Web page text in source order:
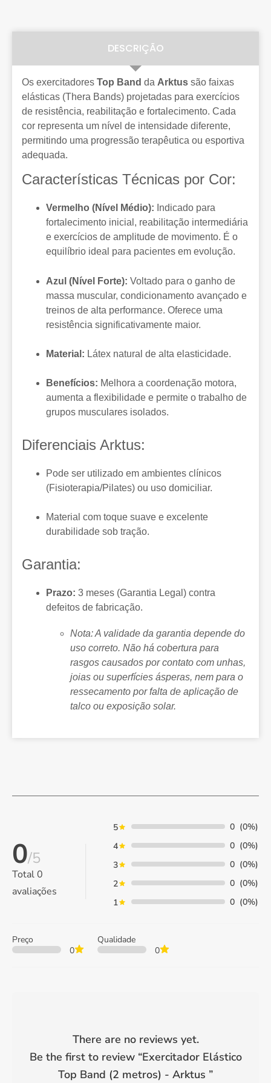
DESCRIÇÃO
Os exercitadores Top Band da Arktus são faixas
elásticas (Thera Bands) projetadas para exercícios
de resistência, reabilitação e fortalecimento. Cada
cor representa um nível de intensidade diferente,
permitindo uma progressão terapêutica ou esportiva
adequada.
Características Técnicas por Cor:
Vermelho (Nível Médio): Indicado para
fortalecimento inicial, reabilitação intermediária
e exercícios de amplitude de movimento. É o
equilíbrio ideal para pacientes em evolução.
Azul (Nível Forte): Voltado para o ganho de
massa muscular, condicionamento avançado e
treinos de alta performance. Oferece uma
resistência significativamente maior.
Material: Látex natural de alta elasticidade.
Benefícios: Melhora a coordenação motora,
aumenta a flexibilidade e permite o trabalho de
grupos musculares isolados.
Diferenciais Arktus:
Pode ser utilizado em ambientes clínicos
(Fisioterapia/Pilates) ou uso domiciliar.
Material com toque suave e excelente
durabilidade sob tração.
Garantia:
Prazo: 3 meses (Garantia Legal) contra
defeitos de fabricação.
Nota: A validade da garantia depende do
uso correto. Não há cobertura para
rasgos causados por contato com unhas,
joias ou superfícies ásperas, nem para o
ressecamento por falta de aplicação de
talco ou exposição solar.
0/5
Total0
avaliações
5 0 (0%)
4
0 (0%)
3
0 (0%)
2
0 (0%)
1
0 (0%)
Preço
0
Qualidade
0
There are no reviews yet.
Be the first to review “Exercitador Elástico
Top Band (2 metros) - Arktus ”